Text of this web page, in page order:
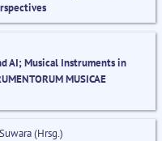
AI; Musical Instruments in
MUSICAE
(Hrsg.)